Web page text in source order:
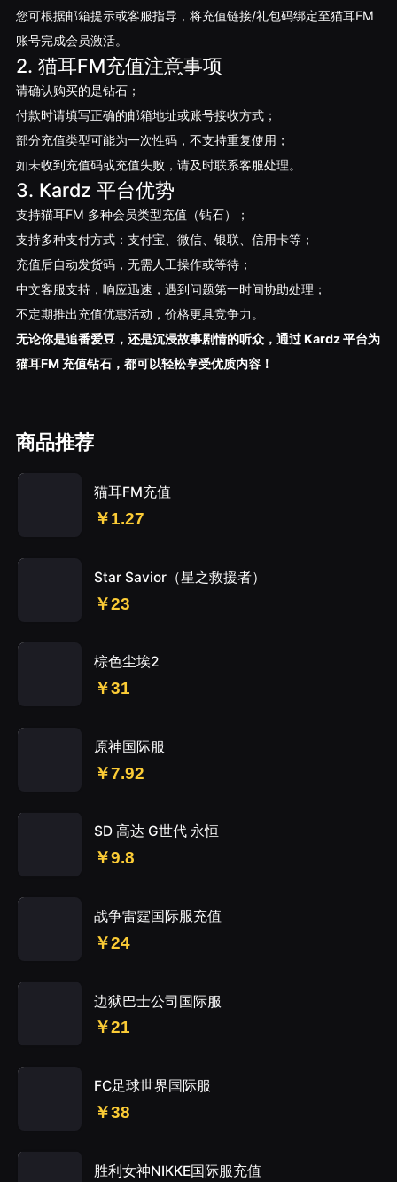
您可根据邮箱提示或客服指导，将充值链接/礼包码绑定至猫耳FM
账号完成会员激活。
2. 猫耳FM充值注意事项
请确认购买的是钻石；
付款时请填写正确的邮箱地址或账号接收方式；
部分充值类型可能为一次性码，不支持重复使用；
如未收到充值码或充值失败，请及时联系客服处理。
3. Kardz 平台优势
支持猫耳FM 多种会员类型充值（钻石）；
支持多种支付方式：支付宝、微信、银联、信用卡等；
充值后自动发货码，无需人工操作或等待；
中文客服支持，响应迅速，遇到问题第一时间协助处理；
不定期推出充值优惠活动，价格更具竞争力。
无论你是追番爱豆，还是沉浸故事剧情的听众，通过 Kardz 平台为
猫耳FM 充值钻石，都可以轻松享受优质内容！
商品推荐
猫耳FM充值
￥1.27
Star Savior（星之救援者）
￥23
棕色尘埃2
￥31
原神国际服
￥7.92
SD 高达 G世代 永恒
￥9.8
战争雷霆国际服充值
￥24
边狱巴士公司国际服
￥21
FC足球世界国际服
￥38
胜利女神NIKKE国际服充值